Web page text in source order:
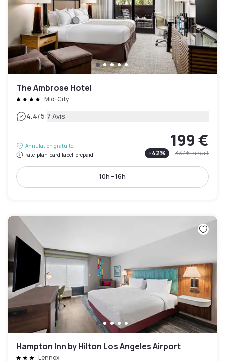
The Ambrose Hotel
Mid-City
4.4/5|7 Avis
Annulation gratuite
rate-plan-card.label-prepaid
199 €
-42% 337 €la nuit
10h - 16h
Hampton Inn by Hilton Los Angeles Airport
Lennox